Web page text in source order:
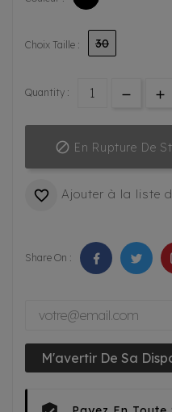
Choix Taille : 30
Quantity :
 En Rupture De
 Ajouter à la liste
Share On :
M'avertir De Sa